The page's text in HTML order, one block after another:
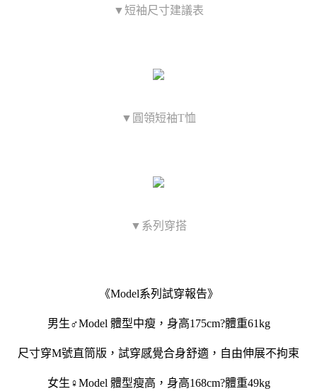
▼短袖尺寸建議表
▼圓領短袖T恤
▼系列穿搭
《Model系列試穿報告》
男生♂Model 體型中瘦，身高175cm?體重61kg
尺寸穿M號直筒版，試穿感覺合身舒適，自由伸展不拘束
女生♀Model 體型瘦高，身高168cm?體重49kg